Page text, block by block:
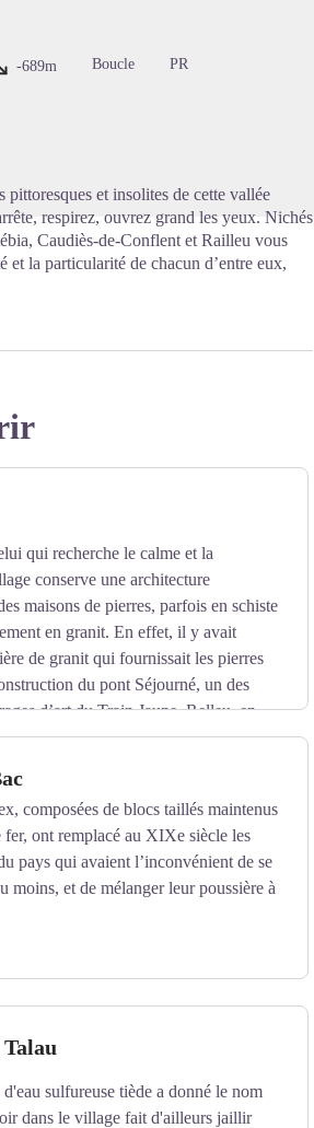
-689m Boucle PR
et insolites de cette vallée
respirez, ouvrez grand les yeux. Nichés
Caudiès-de-Conflent et Railleu vous
et la particularité de chacun d’entre eux,
qui recherche le calme et la
conserve une architecture
maisons de pierres, parfois en schiste
en granit. En effet, il y avait
de granit qui fournissait les pierres
du pont Séjourné, un des
d’art du Train Jaune. Relleu, en
est mentionné pour la première fois
donnés par le Roi Jacques II de
Le village primitif était situé à
en vue d’une meilleure
Julien date de la fin du XVIIème
mais parfois en schiste, Railleu a su
composées de blocs taillés maintenus
fer, ont remplacé au XIXe siècle les
pays qui avaient l’inconvénient de se
moins, et de mélanger leur poussière à
sulfureuse tiède a donné le nom
dans le village fait d'ailleurs jaillir